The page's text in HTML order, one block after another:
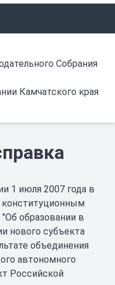
Собрания
Камчатского края
1 июля 2007 года в
образовании в
нового субъекта
объединения
автономного
Российской